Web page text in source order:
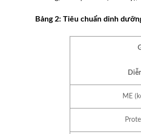
Bảng 2: Tiêu chuẩn dinh
Giai
ME